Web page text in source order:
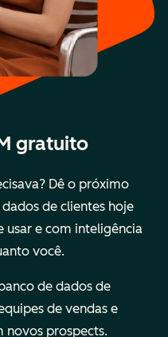
gratuito
Dê o próximo
de clientes hoje
usar e com inteligência
você.
de dados de
de vendas e
novos prospects.